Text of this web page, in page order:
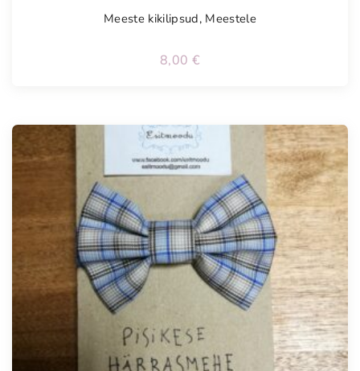
Meeste kikilipsud, Meestele
8,00 €